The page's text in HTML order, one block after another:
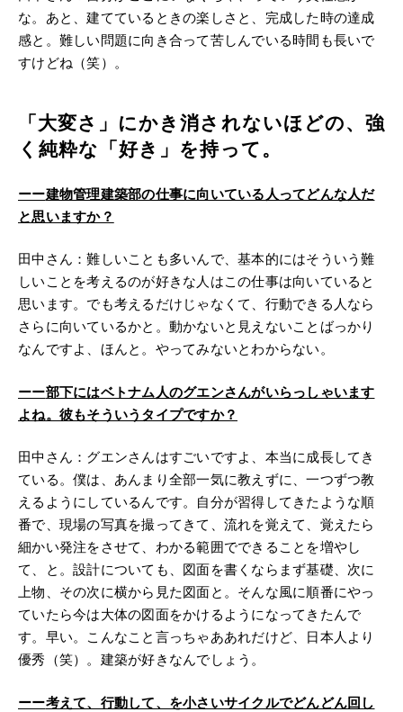
な。あと、建てているときの楽しさと、完成した時の達成
感と。難しい問題に向き合って苦しんでいる時間も長いで
すけどね（笑）。
「大変さ」にかき消されないほどの、強
く純粋な「好き」を持って。
ーー建物管理建築部の仕事に向いている人ってどんな人だ
と思いますか？
田中さん：難しいことも多いんで、基本的にはそういう難
しいことを考えるのが好きな人はこの仕事は向いていると
思います。でも考えるだけじゃなくて、行動できる人なら
さらに向いているかと。動かないと見えないことばっかり
なんですよ、ほんと。やってみないとわからない。
ーー部下にはベトナム人のグエンさんがいらっしゃいます
よね。彼もそういうタイプですか？
田中さん：グエンさんはすごいですよ、本当に成長してき
ている。僕は、あんまり全部一気に教えずに、一つずつ教
えるようにしているんです。自分が習得してきたような順
番で、現場の写真を撮ってきて、流れを覚えて、覚えたら
細かい発注をさせて、わかる範囲でできることを増やし
て、と。設計についても、図面を書くならまず基礎、次に
上物、その次に横から見た図面と。そんな風に順番にやっ
ていたら今は大体の図面をかけるようになってきたんで
す。早い。こんなこと言っちゃああれだけど、日本人より
優秀（笑）。建築が好きなんでしょう。
ーー考えて、行動して、を小さいサイクルでどんどん回し